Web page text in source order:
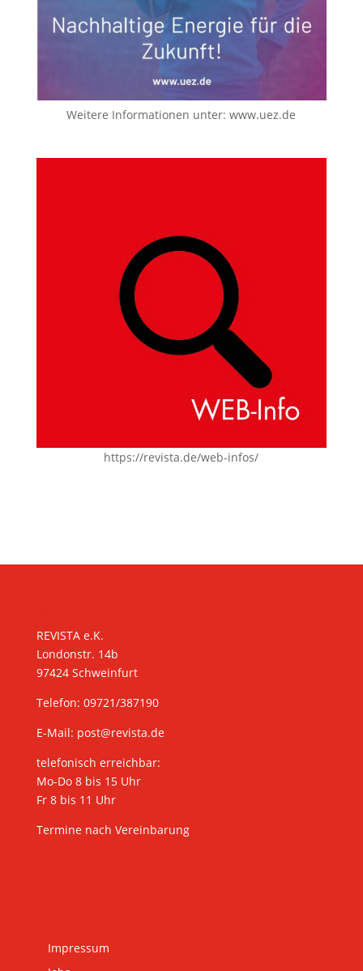
Weitere Informationen unter:www.uez.de
https://revista.de/web-infos/
REVISTA e.K.
Londonstr. 14b
97424 Schweinfurt
Telefon: 09721/387190
E-Mail: post@revista.de
telefonisch erreichbar:
Mo-Do 8 bis 15 Uhr
Fr 8 bis 11 Uhr
Termine nach Vereinbarung
Impressum